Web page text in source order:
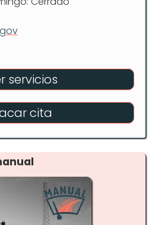
servicios
cita